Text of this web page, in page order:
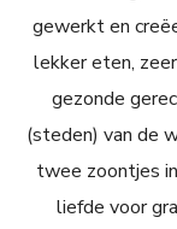
gewerkt en
lekker eten,
gezonde
(steden) van de
twee zoontjes
liefde voor